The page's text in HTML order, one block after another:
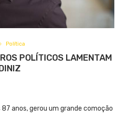
Política
POLÍTICOS LAMENTAM
anos, gerou um grande comoção